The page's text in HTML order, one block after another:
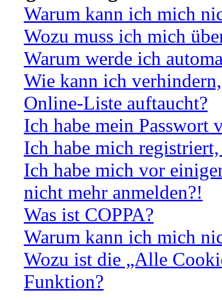
Warum kann ich mich
Wozu muss ich mich
Warum werde ich
Wie kann ich
Online-Liste auftaucht?
Ich habe mein Passwort
Ich habe mich
Ich habe mich vor
nicht mehr anmelden?!
Was ist COPPA?
Warum kann ich mich
Wozu ist die „Alle
Funktion?